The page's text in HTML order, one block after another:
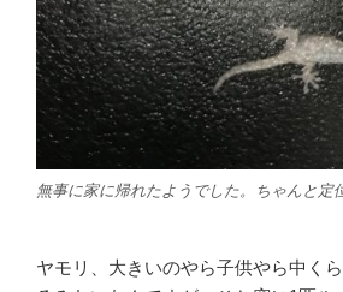
無事に家に帰れたようでした。ちゃんと定
ヤモリ、大きいのやら子供やら中く